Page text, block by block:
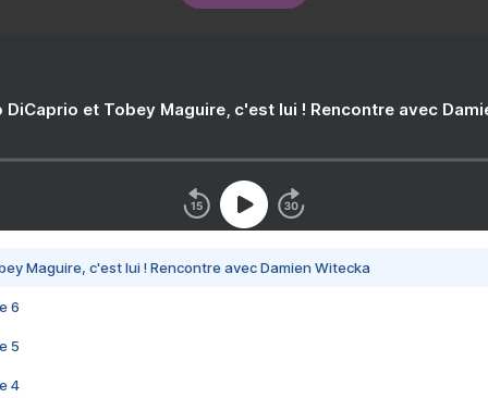
DiCaprio et Tobey Maguire, c'est lui ! Rencontre avec
Maguire, c'est lui ! Rencontre avec Damien Witecka
6
5
4